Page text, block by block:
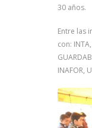
30 años.
Entre las
con:
INAFOR,